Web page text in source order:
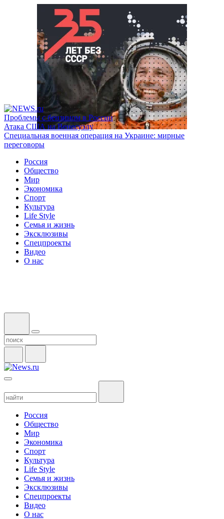
Проблемы с бензином в России
Атака США на Венесуэлу
Специальная военная операция на Украине: мирные
переговоры
Россия
Общество
Мир
Экономика
Спорт
Культура
Life Style
Семья и жизнь
Эксклюзивы
Спецпроекты
Видео
О нас
Россия
Общество
Мир
Экономика
Спорт
Культура
Life Style
Семья и жизнь
Эксклюзивы
Спецпроекты
Видео
О нас